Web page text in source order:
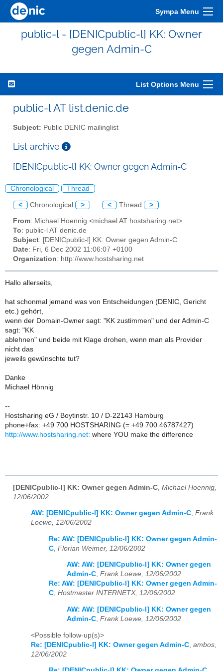
Sympa Menu
public-l - [DENICpublic-l] KK: Owner
gegen Admin-C
List Options Menu
public-l AT list.denic.de
Subject: Public DENIC mailinglist
List archive
[DENICpublic-l] KK: Owner gegen Admin-C
Chronological Thread
< Chronological > < Thread >
From: Michael Hoennig <michael AT hostsharing.net>
To: public-l AT denic.de
Subject: [DENICpublic-l] KK: Owner gegen Admin-C
Date: Fri, 6 Dec 2002 11:06:07 +0100
Organization: http://www.hostsharing.net
Hallo allerseits,
hat schonmal jemand was von Entscheidungen (DENIC, Gericht
etc.) gehört,
wenn der Domain-Owner sagt: "KK zustimmen" und der Admin-C
sagt: "KK
ablehnen" und beide mit Klage drohen, wenn man als Provider
nicht das
jeweils gewünschte tut?
Danke
Michael Hönnig
--
Hostsharing eG / Boytinstr. 10 / D-22143 Hamburg
phone+fax: +49 700 HOSTSHARING (= +49 700 46787427)
http://www.hostsharing.net: where YOU make the difference
[DENICpublic-l] KK: Owner gegen Admin-C Michael Hoennig,
12/06/2002
AW: [DENICpublic-l] KK: Owner gegen Admin-C, Frank
Loewe, 12/06/2002
Re: AW: [DENICpublic-l] KK: Owner gegen Admin-
C Florian Weimer, 12/06/2002
AW: AW: [DENICpublic-l] KK: Owner gegen
Admin-C, Frank Loewe, 12/06/2002
Re: AW: [DENICpublic-l] KK: Owner gegen Admin-
C, Hostmaster INTERNETX, 12/06/2002
AW: AW: [DENICpublic-l] KK: Owner gegen
Admin-C Frank Loewe, 12/06/2002
<Possible follow-up(s)>
Re: [DENICpublic-l] KK: Owner gegen Admin-C ambos,
12/06/2002